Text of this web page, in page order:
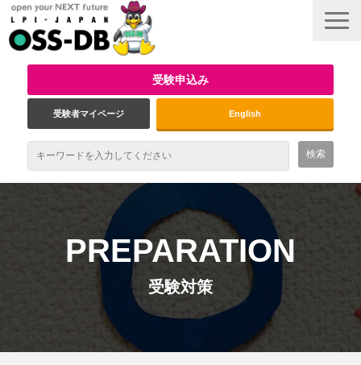
受験申込み
受験者マイページ English
試験概要
資格取得のメリット
受験対策
PREPARATION
受験対策